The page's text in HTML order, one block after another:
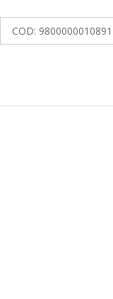
quantità
COD: 9800000010891